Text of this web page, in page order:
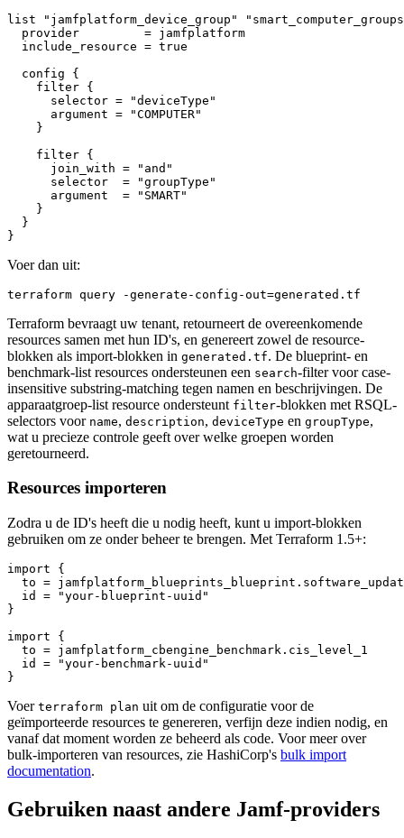
list "jamfplatform_device_group"
  provider         = jamfplatform
  include_resource = true
  config {
    filter {
      selector = "deviceType"
      argument = "COMPUTER"
    }
    filter {
      join_with = "and"
      selector  = "groupType"
      argument  = "SMART"
    }
  }
Voer dan uit:
Terraform bevraagt uw tenant, retourneert de overeenkomende
resources samen met hun ID's, en genereert zowel de resource-
blokken als import-blokken in generated.tf. De blueprint- en
benchmark-list resources ondersteunen een search-filter voor case-
insensitive substring-matching tegen namen en beschrijvingen. De
apparaatgroep-list resource ondersteunt filter-blokken met RSQL-
selectors voor name, description, deviceType en groupType,
wat u precieze controle geeft over welke groepen worden
geretourneerd.
Resources importeren
Zodra u de ID's heeft die u nodig heeft, kunt u import-blokken
gebruiken om ze onder beheer te brengen. Met Terraform 1.5+:
import {
to =
  id = "your-blueprint-uuid"
}
import {
  to = jamfplatform_cbengine_benchmark.cis_level_1
  id = "your-benchmark-uuid"
Voer terraform plan uit om de configuratie voor de
geïmporteerde resources te genereren, verfijn deze indien nodig, en
vanaf dat moment worden ze beheerd als code. Voor meer over
bulk-importeren van resources, zie HashiCorp's bulk import
documentation.
Gebruiken naast andere Jamf-providers